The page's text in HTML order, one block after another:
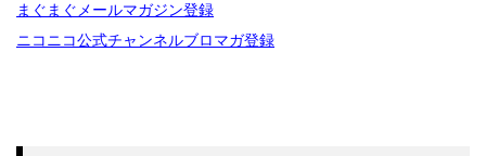
まぐまぐメールマガジン登録
ニコニコ公式チャンネルブロマガ登録